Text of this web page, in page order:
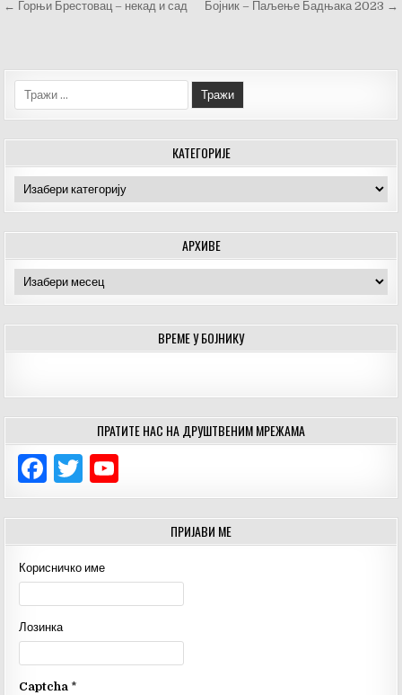
b
o
k
Кретање
← Горњи Брестовац – некад и сад Бојник – Паљење Бадњака 2023 →
Тражи:
КАТЕГОРИЈЕ
Категорије
АРХИВЕ
Архиве
ВРЕМЕ У БОЈНИКУ
ПРАТИТЕ НАС НА ДРУШТВЕНИМ МРЕЖАМА
F
a
c
e
b
o
o
k
T
w
it
te
r
o
u
T
u
b
e
C
ПРИЈАВИ МЕ
Корисничко име
Лозинка
Captcha *